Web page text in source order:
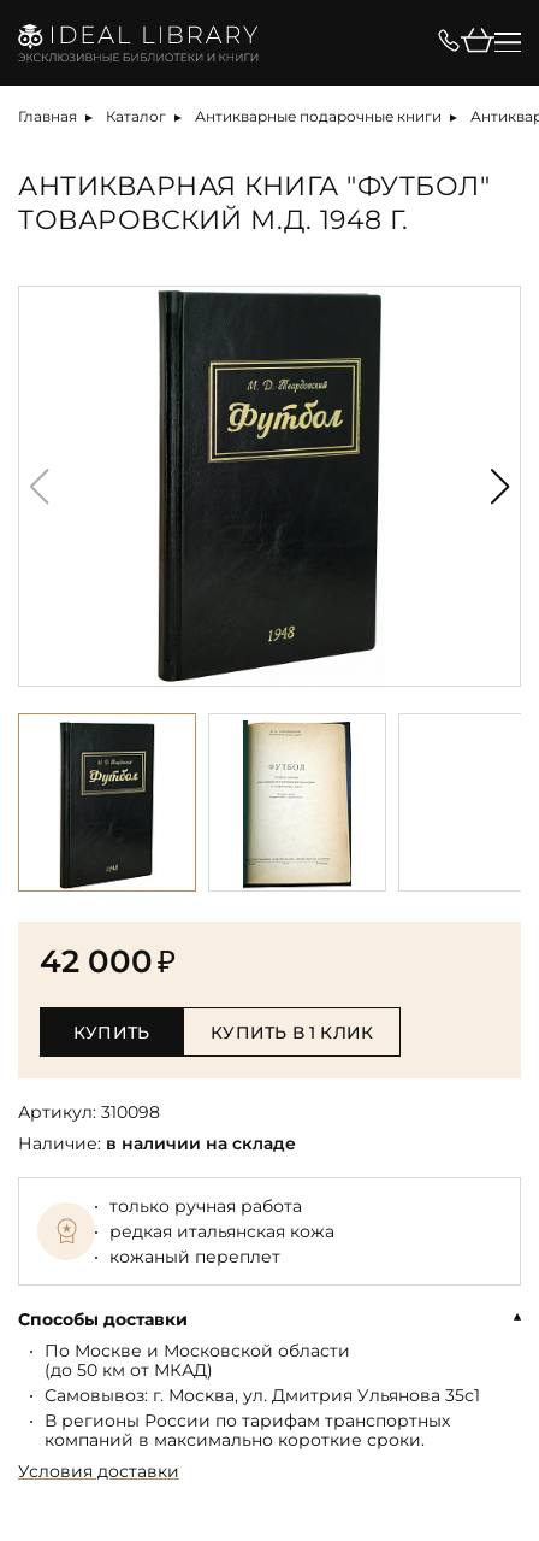
Главная Каталог Антикварные подарочные книги
АНТИКВАРНАЯ КНИГА "ФУТБОЛ"
ТОВАРОВСКИЙ М.Д. 1948 Г.
42 000₽
КУПИТЬ КУПИТЬ В 1 КЛИК
Артикул: 310098
Наличие: в наличии на складе
только ручная работа
редкая итальянская кожа
кожаный переплет
Способы доставки
По Москве и Московской области
(до 50 км от МКАД)
Самовывоз: г. Москва, ул. Дмитрия Ульянова 35с1
В регионы России по тарифам транспортных
компаний в максимально короткие сроки.
Условия доставки